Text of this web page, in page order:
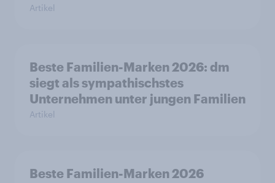
Artikel
Beste Familien-Marken 2026: dm
siegt als sympathischstes
Unternehmen unter jungen Familien
Artikel
Beste Familien-Marken 2026